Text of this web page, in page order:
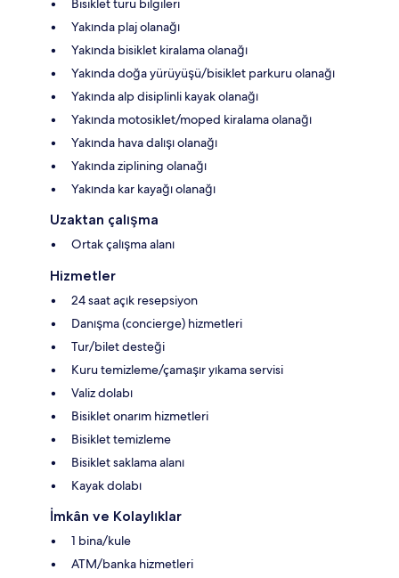
Bisiklet turu bilgileri
Yakında plaj olanağı
Yakında bisiklet kiralama olanağı
Yakında doğa yürüyüşü/bisiklet parkuru olanağı
Yakında alp disiplinli kayak olanağı
Yakında motosiklet/moped kiralama olanağı
Yakında hava dalışı olanağı
Yakında ziplining olanağı
Yakında kar kayağı olanağı
Uzaktan çalışma
Ortak çalışma alanı
Hizmetler
24 saat açık resepsiyon
Danışma (concierge) hizmetleri
Tur/bilet desteği
Kuru temizleme/çamaşır yıkama servisi
Valiz dolabı
Bisiklet onarım hizmetleri
Bisiklet temizleme
Bisiklet saklama alanı
Kayak dolabı
İmkân ve Kolaylıklar
1 bina/kule
ATM/banka hizmetleri